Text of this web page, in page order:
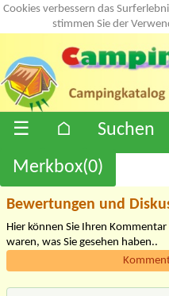
Cookies verbessern das
stimmen Sie der
☰ ⌂ Suchen
Merkbox(0)
Bewertungen und
Hier können Sie Ihren
waren, was Sie gesehen haben..